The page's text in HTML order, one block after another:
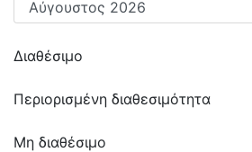
Διαθέσιμο
Περιορισμένη διαθεσιμότητα
Μη διαθέσιμο